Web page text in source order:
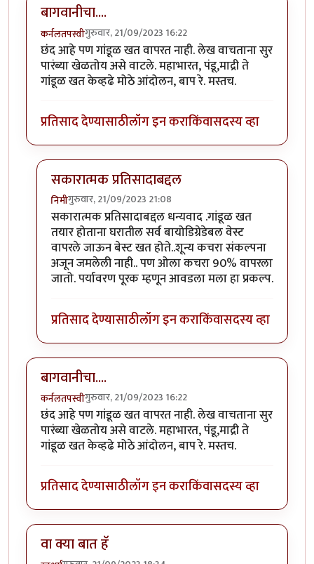
बागवानीचा....
कर्नलतपस्वीगुरुवार, 21/09/2023 16:22
छंद आहे पण गांडूळ खत वापरत नाही. लेख वाचताना सुर
पारंब्या खेळतोय असे वाटले. महाभारत, पंडू,माद्री ते
गांडूळ खत केव्हढे मोठे आंदोलन, बाप रे. मस्तच.
प्रतिसाद देण्यासाठीलॉग इन कराकिंवासदस्य व्हा
सकारात्मक प्रतिसादाबद्दल
निमीगुरुवार, 21/09/2023 21:08
In reply toबागवानीचा....byकर्नलतपस्वी
सकारात्मक प्रतिसादाबद्दल धन्यवाद .गांडूळ खत
तयार होताना घरातील सर्व बायोडिग्रेडेबल वेस्ट
वापरले जाऊन बेस्ट खत होते..शून्य कचरा संकल्पना
अजून जमलेली नाही.. पण ओला कचरा 90% वापरला
जातो. पर्यावरण पूरक म्हणून आवडला मला हा प्रकल्प.
प्रतिसाद देण्यासाठीलॉग इन कराकिंवासदस्य व्हा
बागवानीचा....
कर्नलतपस्वीगुरुवार, 21/09/2023 16:22
छंद आहे पण गांडूळ खत वापरत नाही. लेख वाचताना सुर
पारंब्या खेळतोय असे वाटले. महाभारत, पंडू,माद्री ते
गांडूळ खत केव्हढे मोठे आंदोलन, बाप रे. मस्तच.
प्रतिसाद देण्यासाठीलॉग इन कराकिंवासदस्य व्हा
वा क्या बात हॅ